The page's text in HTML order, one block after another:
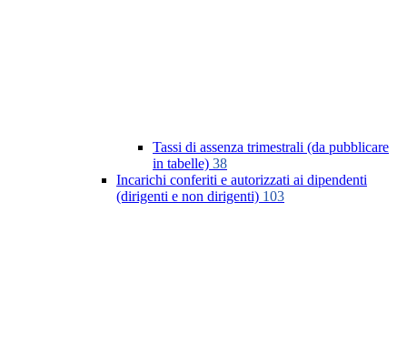
Tassi di assenza trimestrali (da pubblicare
in tabelle) 38
Incarichi conferiti e autorizzati ai dipendenti
(dirigenti e non dirigenti) 103